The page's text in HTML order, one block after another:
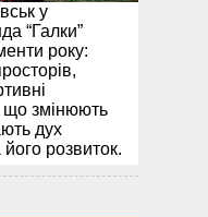
у
“Галки”
року:
що змінюють
дух
розвиток.